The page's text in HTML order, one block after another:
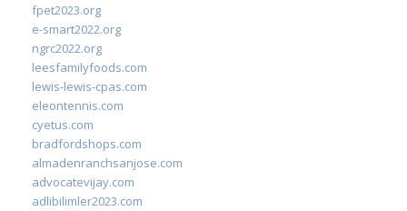
fpet2023.org
e-smart2022.org
ngrc2022.org
leesfamilyfoods.com
lewis-lewis-cpas.com
eleontennis.com
cyetus.com
bradfordshops.com
almadenranchsanjose.com
advocatevijay.com
adlibilimler2023.com